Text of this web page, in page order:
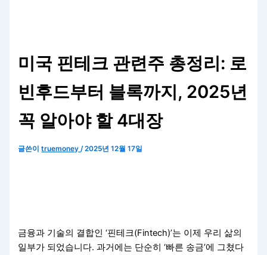
미국 핀테크 관련주 총정리: 로
빈후드부터 블록까지, 2025년
꼭 알아야 할 4대장
글쓴이truemoney/2025년 12월 17일
금융과 기술의 결합인 ‘핀테크(Fintech)’는 이제 우리 삶의
일부가 되었습니다. 과거에는 단순히 ‘빠른 송금’에 그쳤다